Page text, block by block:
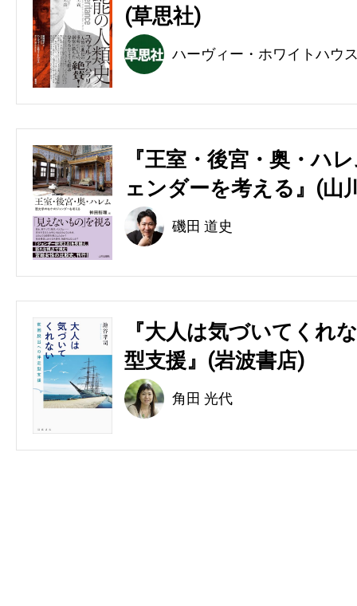
(草思社)
ハーヴィー・ホワイトハウ
『王室・後宮・奥・ハ
ェンダーを考える』(山
磯田 道史
『大人は気づいてくれ
型支援』(岩波書店)
角田 光代